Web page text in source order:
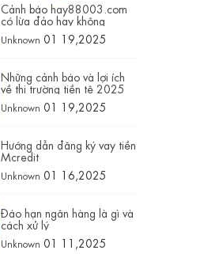
Cảnh báo hay88003.com
có lừa đảo hay không
Unknown 01 19,2025
Những cảnh báo và lợi ích
về thị trường tiền tệ 2025
Unknown 01 19,2025
Hướng dẫn đăng ký vay tiền
Mcredit
Unknown 01 16,2025
Đáo hạn ngân hàng là gì và
cách xử lý
Unknown 01 11,2025